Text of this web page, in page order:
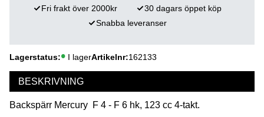
Lagerstatus I lagerArtikelnr 162133
Fri frakt över 2000kr
30 dagars öppet köp
Snabba leveranser
BESKRIVNING
Backspärr Mercury F 4 - F 6 hk, 123 cc 4-takt.